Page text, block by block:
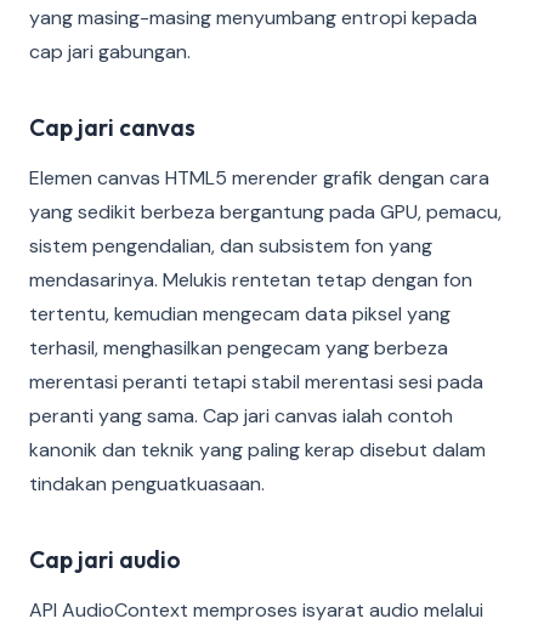
yang masing-masing menyumbang entropi kepada
cap jari gabungan.
Cap jari canvas
Elemen canvas HTML5 merender grafik dengan cara
yang sedikit berbeza bergantung pada GPU, pemacu,
sistem pengendalian, dan subsistem fon yang
mendasarinya. Melukis rentetan tetap dengan fon
tertentu, kemudian mengecam data piksel yang
terhasil, menghasilkan pengecam yang berbeza
merentasi peranti tetapi stabil merentasi sesi pada
peranti yang sama. Cap jari canvas ialah contoh
kanonik dan teknik yang paling kerap disebut dalam
tindakan penguatkuasaan.
Cap jari audio
API AudioContext memproses isyarat audio melalui